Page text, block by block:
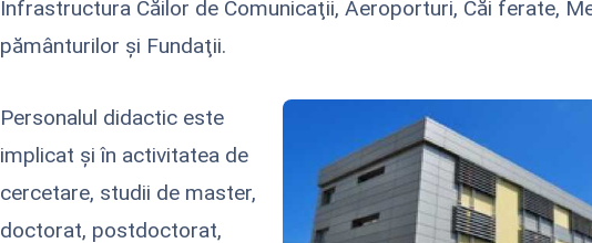
Infrastructura Căilor de Comunicaţii, Aeroporturi, Căi ferate,
pământurilor şi Fundaţii.
Personalul didactic este
implicat şi în activitatea de
cercetare, studii de master,
doctorat, postdoctorat,